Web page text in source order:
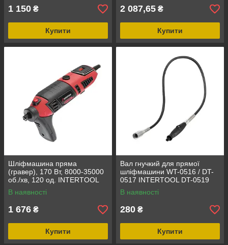
1 150 ₴
Купити
2 087,65 ₴
Купити
Шліфмашина пряма
(гравер), 170 Вт, 8000-35000
об./хв, 120 од. INTERTOOL
WT-0516
В наявності
1 676 ₴
Купити
Вал гнучкий для прямої
шліфмашини WT-0516 / DT-
0517 INTERTOOL DT-0519
В наявності
280 ₴
Купити